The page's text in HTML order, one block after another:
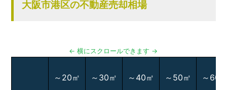
大阪市港区の不動産売却相場
～20㎡ ～30㎡ ～40㎡ ～50㎡ ～60